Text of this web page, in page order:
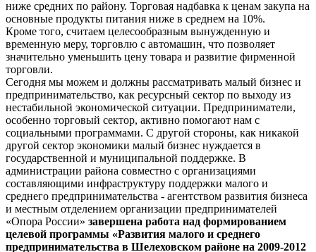
ниже средних по району. Торговая надбавка к ценам закупа на
основные продукты питания ниже в среднем на 10%.
Кроме того, считаем целесообразным вынужденную и
временную меру, торговлю с автомашин, что позволяет
значительно уменьшить цену товара и развитие фирменной
торговли.
Сегодня мы можем и должны рассматривать малый бизнес и
предпринимательство, как ресурсный сектор по выходу из
нестабильной экономической ситуации. Предприниматели,
особенно торговый сектор, активно помогают нам с
социальными программами. С другой стороны, как никакой
другой сектор экономики малый бизнес нуждается в
государственной и муниципальной поддержке. В
администрации района совместно с организациями
составляющими инфраструктуру поддержки малого и
среднего предпринимательства - агентством развития бизнеса
и местным отделением организации предпринимателей
«Опора России» завершена работа над формированием
целевой программы «Развития малого и среднего
предпринимательства в Шелеховском районе на 2009-2012